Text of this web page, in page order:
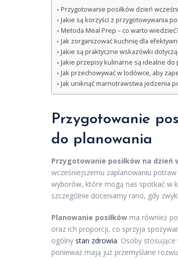
Przygotowanie posiłków dzień
Jakie są korzyści z przygotowywania
Metoda Meal Prep – co warto
Jak zorganizować kuchnię dla
Jakie są praktyczne wskazówki
Jakie przepisy kulinarne są idealne
Jak przechowywać w lodówce, aby
Jak uniknąć marnotrawstwa jedzenia
Przygotowanie
do planowania
Przygotowanie posiłków na dzień
wcześniejszemu zaplanowaniu
wyborów, które mogą nas spotkać w
szczególnie doceniamy rano, gdy
Planowanie posiłków ma również
oraz ich proporcji, co sprzyja
ogólny stan zdrowia. Osoby
ponieważ mają już przemyślane